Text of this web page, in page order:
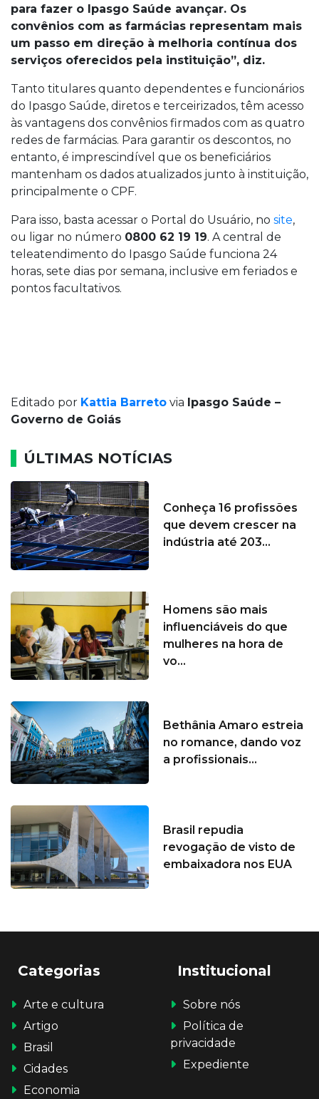
para fazer o Ipasgo Saúde avançar. Os
convênios com as farmácias representam mais
um passo em direção à melhoria contínua dos
serviços oferecidos pela instituição”, diz.
Tanto titulares quanto dependentes e funcionários
do Ipasgo Saúde, diretos e terceirizados, têm acesso
às vantagens dos convênios firmados com as quatro
redes de farmácias. Para garantir os descontos, no
entanto, é imprescindível que os beneficiários
mantenham os dados atualizados junto à instituição,
principalmente o CPF.
Para isso, basta acessar o Portal do Usuário, no site,
ou ligar no número 0800 62 19 19. A central de
teleatendimento do Ipasgo Saúde funciona 24
horas, sete dias por semana, inclusive em feriados e
pontos facultativos.
Editado por Kattia Barreto via Ipasgo Saúde –
Governo de Goiás
ÚLTIMAS NOTÍCIAS
Conheça 16 profissões
que devem crescer na
indústria até 203...
Homens são mais
influenciáveis do que
mulheres na hora de
vo...
Bethânia Amaro estreia
no romance, dando voz
a profissionais...
Brasil repudia
revogação de visto de
embaixadora nos EUA
Categorias
Arte e cultura
Artigo
Brasil
Cidades
Economia
Institucional
Sobre nós
Política de
privacidade
Expediente